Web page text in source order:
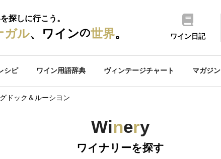
探しに行こう。
ガル、ワインの世界。 ワイン日記
シピ ワイン用語辞典 ヴィンテージチャート マガジン
ドック＆ルーシヨン
Winery
ワイナリーを探す